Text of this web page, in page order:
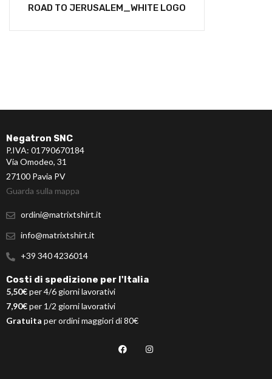
ROAD TO JERUSALEM_WHITE LOGO
Negatron SNC
P.IVA: 01790670184
Via Omodeo, 31
27100 Pavia PV
Guarda sulla mappa
ordini@matrixtshirt.it
info@matrixtshirt.it
+39 340 4236014
Costi di spedizione per l'Italia
5,50€per 4/6 giorni lavorativi
7,90€per 1/2 giorni lavorativi
Gratuita per ordini maggiori di 80€